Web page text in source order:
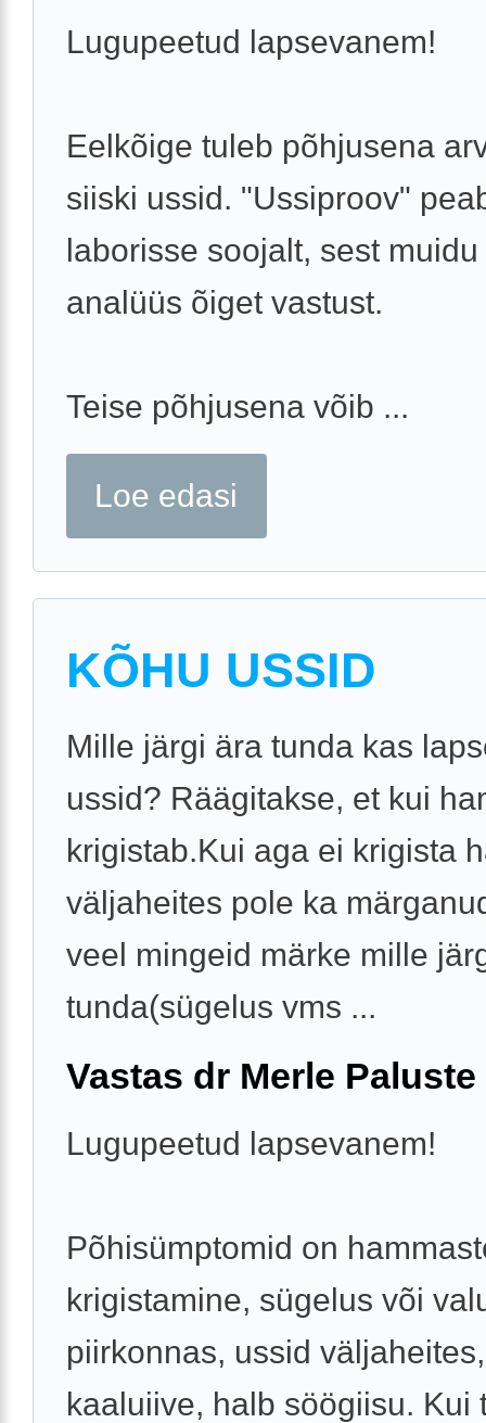
Lugupeetud lapsevanem!
Eelkõige tuleb põhjusena
siiski ussid. "Ussiproov"
laborisse soojalt, sest
analüüs õiget vastust.
Teise põhjusena võib ...
Loe edasi
KÕHU USSID
Mille järgi ära tunda kas
ussid? Räägitakse, et kui
krigistab.Kui aga ei krigista
väljaheites pole ka
veel mingeid märke mille
tunda(sügelus vms ...
Vastas dr Merle Paluste
Lugupeetud lapsevanem!
Põhisümptomid on
krigistamine, sügelus või
piirkonnas, ussid
kaaluiive, halb söögiisu. Kui